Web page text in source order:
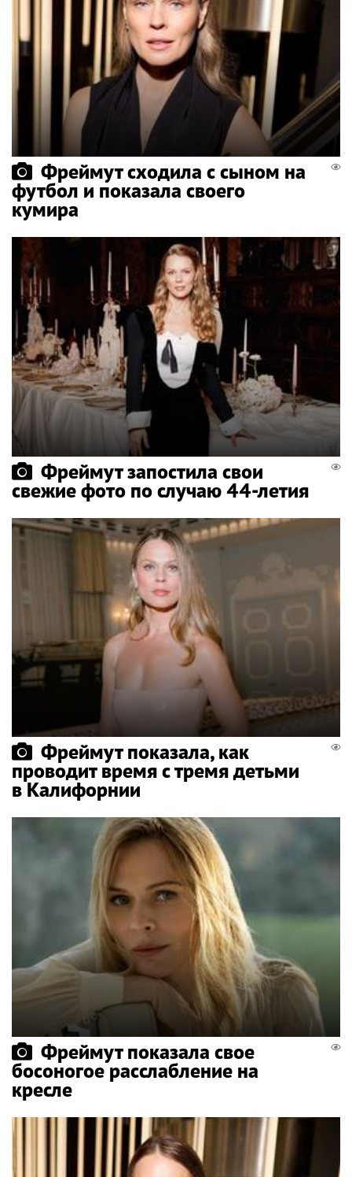
Фреймут сходила с сыном на
футбол и показала своего
кумира
Фреймут запостила свои
свежие фото по случаю 44-летия
Фреймут показала, как
проводит время с тремя детьми
в Калифорнии
Фреймут показала свое
босоногое расслабление на
кресле